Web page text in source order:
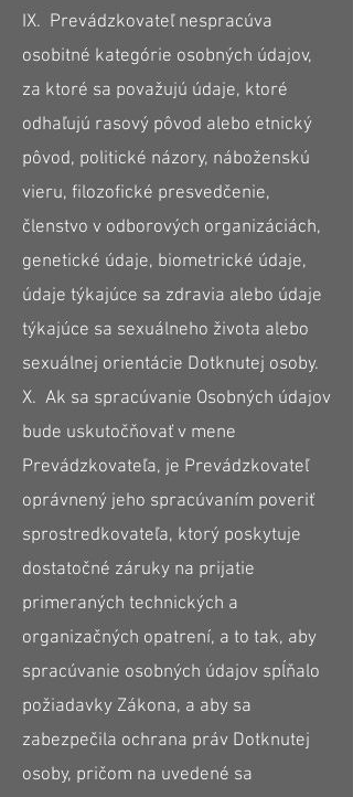
IX. Prevádzkovateľ nespracúva
osobitné kategórie osobných údajov,
za ktoré sa považujú údaje, ktoré
odhaľujú rasový pôvod alebo etnický
pôvod, politické názory, náboženskú
vieru, filozofické presvedčenie,
členstvo v odborových organizáciách,
genetické údaje, biometrické údaje,
údaje týkajúce sa zdravia alebo údaje
týkajúce sa sexuálneho života alebo
sexuálnej orientácie Dotknutej osoby.
X. Ak sa spracúvanie Osobných údajov
bude uskutočňovať v mene
Prevádzkovateľa, je Prevádzkovateľ
oprávnený jeho spracúvaním poveriť
sprostredkovateľa, ktorý poskytuje
dostatočné záruky na prijatie
primeraných technických a
organizačných opatrení, a to tak, aby
spracúvanie osobných údajov spĺňalo
požiadavky Zákona, a aby sa
zabezpečila ochrana práv Dotknutej
osoby, pričom na uvedené sa